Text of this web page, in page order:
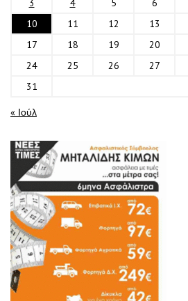
3
4 5 6
10
11 12 13
17
18 19 20
24
25 26 27
31
« Ιούλ